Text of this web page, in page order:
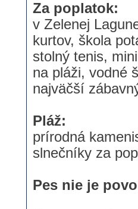
Za poplatok:
v Zelenej
kurtov, škola
stolný tenis,
na pláži, vodné
najväčší
Pláž:
prírodná
slnečníky za
Pes nie je